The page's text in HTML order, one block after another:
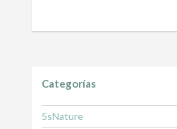
Categorías
5sNature